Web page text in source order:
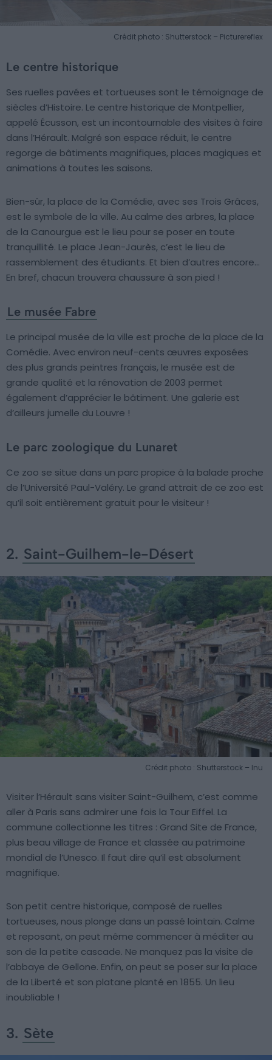
Crédit photo : Shutterstock – Picturereflex
Le centre historique
Ses ruelles pavées et tortueuses sont le témoignage de
siècles d’Histoire. Le centre historique de Montpellier,
appelé Écusson, est un incontournable des visites à faire
dans l’Hérault. Malgré son espace réduit, le centre
regorge de bâtiments magnifiques, places magiques et
animations à toutes les saisons.
Bien-sûr, la place de la Comédie, avec ses Trois Grâces,
est le symbole de la ville. Au calme des arbres, la place
de la Canourgue est le lieu pour se poser en toute
tranquillité. Le place Jean-Jaurès, c’est le lieu de
rassemblement des étudiants. Et bien d’autres encore…
En bref, chacun trouvera chaussure à son pied !
Le musée Fabre
Le principal musée de la ville est proche de la place de la
Comédie. Avec environ neuf-cents œuvres exposées
des plus grands peintres français, le musée est de
grande qualité et la rénovation de 2003 permet
également d’apprécier le bâtiment. Une galerie est
d’ailleurs jumelle du Louvre !
Le parc zoologique du Lunaret
Ce zoo se situe dans un parc propice à la balade proche
de l’Université Paul-Valéry. Le grand attrait de ce zoo est
qu’il soit entièrement gratuit pour le visiteur !
2. Saint-Guilhem-le-Désert
Crédit photo : Shutterstock – Inu
Visiter l’Hérault sans visiter Saint-Guilhem, c’est comme
aller à Paris sans admirer une fois la Tour Eiffel. La
commune collectionne les titres : Grand Site de France,
plus beau village de France et classée au patrimoine
mondial de l’Unesco. Il faut dire qu’il est absolument
magnifique.
Son petit centre historique, composé de ruelles
tortueuses, nous plonge dans un passé lointain. Calme
et reposant, on peut même commencer à méditer au
son de la petite cascade. Ne manquez pas la visite de
l’abbaye de Gellone. Enfin, on peut se poser sur la place
de la Liberté et son platane planté en 1855. Un lieu
inoubliable !
3. Sète